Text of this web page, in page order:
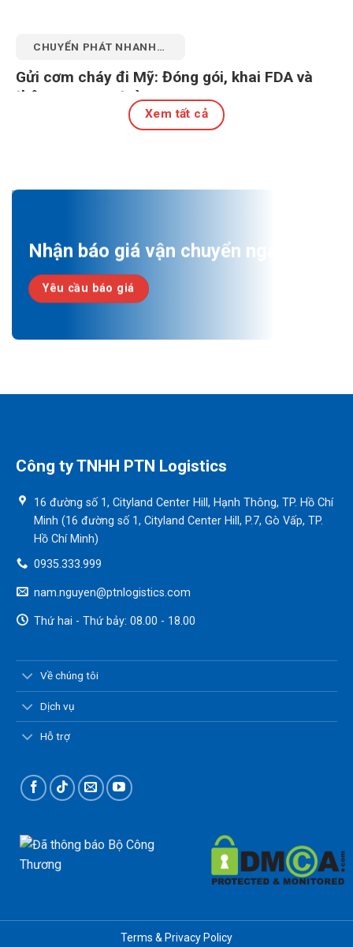
CHUYỂN PHÁT NHANH
Gửi cơm cháy đi Mỹ: Đóng gói, khai FDA và
thông quan an toàn
Xem tất cả
Nhận báo giá vận chuyển ngay!
Yêu cầu báo giá
Công ty TNHH PTN Logistics
16 đường số 1, Cityland Center Hill, Hạnh Thông, TP. Hồ Chí
Minh (16 đường số 1, Cityland Center Hill, P.7, Gò Vấp, TP.
Hồ Chí Minh)
0935.333.999
nam.nguyen@ptnlogistics.com
Thứ hai - Thứ bảy: 08.00 - 18.00
Về chúng tôi
Dịch vụ
Hỗ trợ
Terms & Privacy Policy